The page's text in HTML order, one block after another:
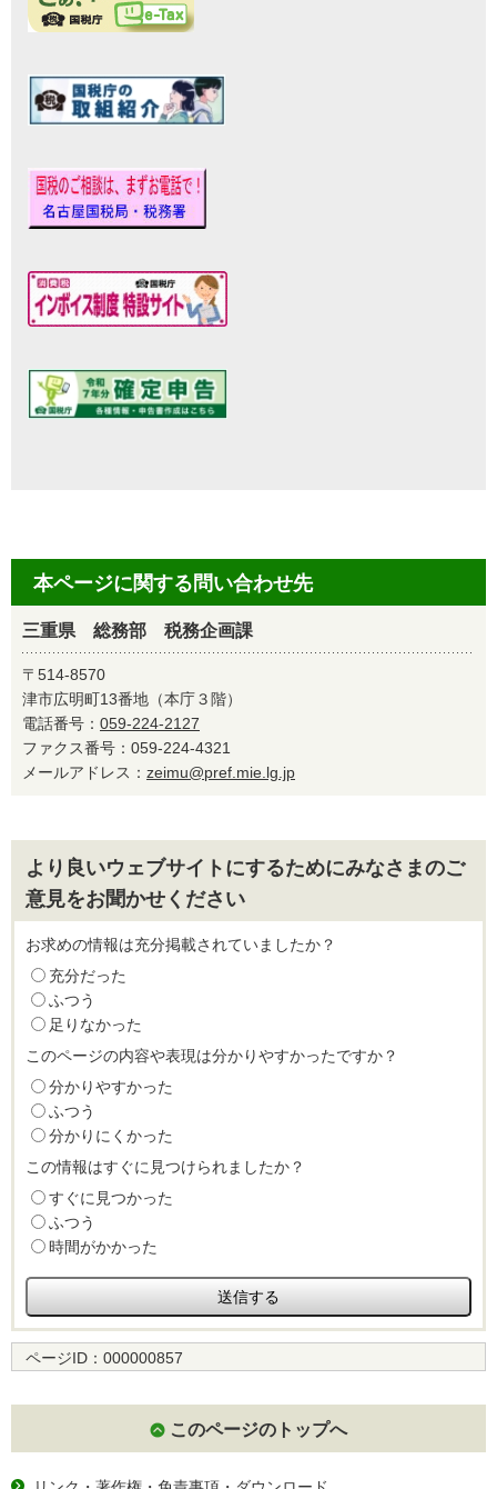
本ページに関する問い合わせ先
三重県 総務部 税務企画課
〒514-8570
津市広明町13番地（本庁３階）
電話番号： 059-224-2127
ファクス番号：059-224-4321
メールアドレス： zeimu@pref.mie.lg.jp
より良いウェブサイトにするためにみなさまのご
意見をお聞かせください
お求めの情報は充分掲載されていましたか？
充分だった
ふつう
足りなかった
このページの内容や表現は分かりやすかったですか？
分かりやすかった
ふつう
分かりにくかった
この情報はすぐに見つけられましたか？
すぐに見つかった
ふつう
時間がかかった
ページID： 000000857
このページのトップへ